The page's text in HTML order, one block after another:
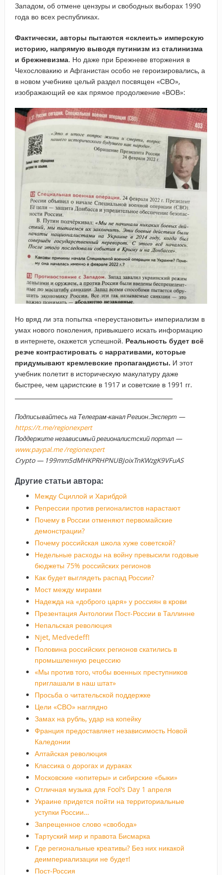
Западом, об отмене цензуры и свободных выборах 1990
года во всех республиках.
Фактически, авторы пытаются «склеить» имперскую
историю, напрямую выводя путинизм из сталинизма
и брежневизма. Но даже при Брежневе вторжения в
Чехословакию и Афганистан особо не героизировались, а
в новом учебнике целый раздел посвящен «СВО»,
изображающий ее как прямое продолжение «ВОВ»:
Но вряд ли эта попытка «переустановить» империализм в
умах нового поколения, привыкшего искать информацию
в интернете, окажется успешной. Реальность будет всё
резче контрастировать с нарративами, которые
придумывают кремлевские пропагандисты. И этот
учебник полетит в историческую макулатуру даже
быстрее, чем царистские в 1917 и советские в 1991 гг.
Подписывайтесь на Телеграм-канал Регион.Эксперт —
https://t.me/regionexpert
Поддержите независимый регионалистский портал —
www.paypal.me /regionexpert
Crypto — 199mm5dMHKPRHPNUBJoixTnKWzgK9VFuAS
Другие статьи автора:
Между Сциллой и Харибдой
Репрессии против регионалистов нарастают
Почему в России отменяют первомайские
демонстрации?
Почему российская школа хуже советской?
Недельные расходы на войну превысили годовые
бюджеты 75% российских регионов
Как будет выглядеть распад России?
Мост между мирами
Надежда на «доброго царя» у россиян в крови
Презентация Антологии Пост-России в Таллинне
Непальская революция
Njet, Medvedeff!
Половина российских регионов скатились в
промышленную рецессию
«Мы против того, чтобы военных преступников
приглашали в наш штат»
Просьба о читательской поддержке
Цели «СВО» наглядно
Замах на рубль, удар на копейку
Франция предоставляет независимость Новой
Каледонии
Алтайская революция
Классика о дорогах и дураках
Московские «юпитеры» и сибирские «быки»
Отличная музыка для Fool’s Day 1 апреля
Украине придется пойти на территориальные
уступки России…
Запрещенное слово «свобода»
Тартуский мир и правота Бисмарка
Где региональные креативы? Без них никакой
деимпериализации не будет!
Пост-Россия